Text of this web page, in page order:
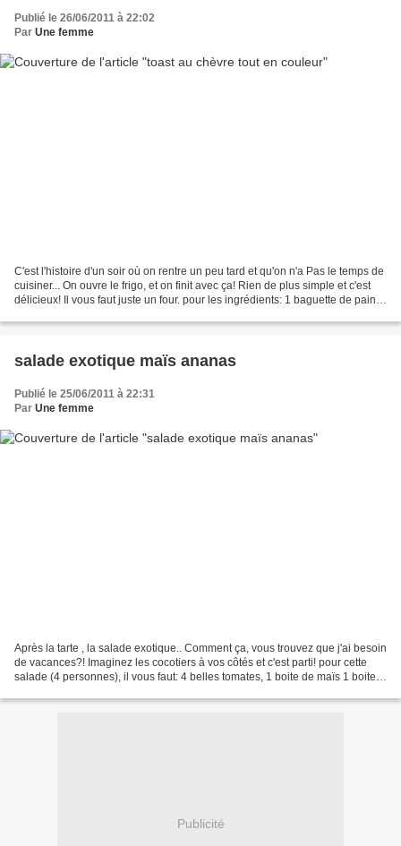
Publié le 26/06/2011 à 22:02
Par Une femme
C'est l'histoire d'un soir où on rentre un peu tard et qu'on n'a Pas le temps de
cuisiner... On ouvre le frigo, et on finit avec ça! Rien de plus simple et c'est
délicieux! Il vous faut juste un four. pour les ingrédients: 1 baguette de pain
salade exotique maïs ananas
Publié le 25/06/2011 à 22:31
Par Une femme
Après la tarte , la salade exotique.. Comment ça, vous trouvez que j'ai besoin
de vacances?! Imaginez les cocotiers à vos côtés et c'est parti! pour cette
salade (4 personnes), il vous faut: 4 belles tomates, 1 boite de maïs 1 boite
Publicité